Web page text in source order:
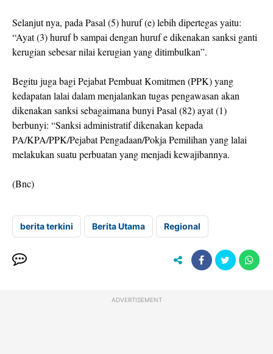
Selanjut nya, pada Pasal (5) huruf (e) lebih dipertegas yaitu:
“Ayat (3) huruf b sampai dengan huruf e dikenakan sanksi ganti
kerugian sebesar nilai kerugian yang ditimbulkan”.
Begitu juga bagi Pejabat Pembuat Komitmen (PPK) yang
kedapatan lalai dalam menjalankan tugas pengawasan akan
dikenakan sanksi sebagaimana bunyi Pasal (82) ayat (1)
berbunyi: “Sanksi administratif dikenakan kepada
PA/KPA/PPK/Pejabat Pengadaan/Pokja Pemilihan yang lalai
melakukan suatu perbuatan yang menjadi kewajibannya.
(Bnc)
berita terkini Berita Utama Regional
ADVERTISEMENT